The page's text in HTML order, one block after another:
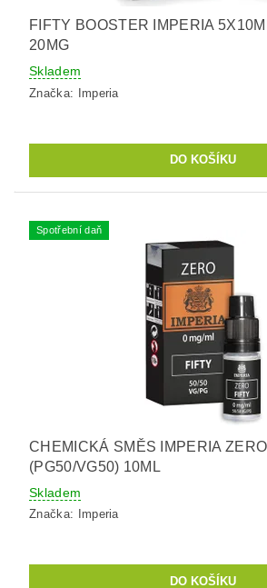
FIFTY BOOSTER IMPERIA
20MG
Skladem
Značka: Imperia
Spotřební daň
CHEMICKÁ SMĚS IMPERIA
(PG50/VG50) 10ML
Skladem
Značka: Imperia